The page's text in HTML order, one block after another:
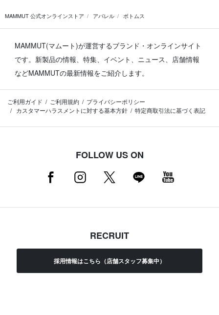
MAMMUT 公式オンラインストア アパレル ボトムス
MAMMUT(マムート)が運営するブランド・オンラインサイト
です。 新製品の情報、特集、イベント、ニュース、店舗情報
などMAMMUTの最新情報をご紹介します。
ご利用ガイド ご利用規約
プライバシーポリシー
カスタマーハラスメントに対する基本方針
特定商取引法に基づく表記
FOLLOW US ON
RECRUIT
採用情報はこちら（店舗スタッフ募集中）